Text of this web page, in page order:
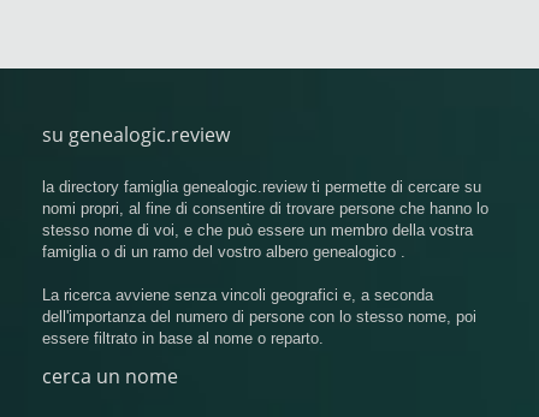
su genealogic.review
la directory famiglia genealogic.review ti permette di cercare su
nomi propri, al fine di consentire di trovare persone che hanno lo
stesso nome di voi, e che può essere un membro della vostra
famiglia o di un ramo del vostro albero genealogico .
La ricerca avviene senza vincoli geografici e, a seconda
dell'importanza del numero di persone con lo stesso nome, poi
essere filtrato in base al nome o reparto.
cerca un nome